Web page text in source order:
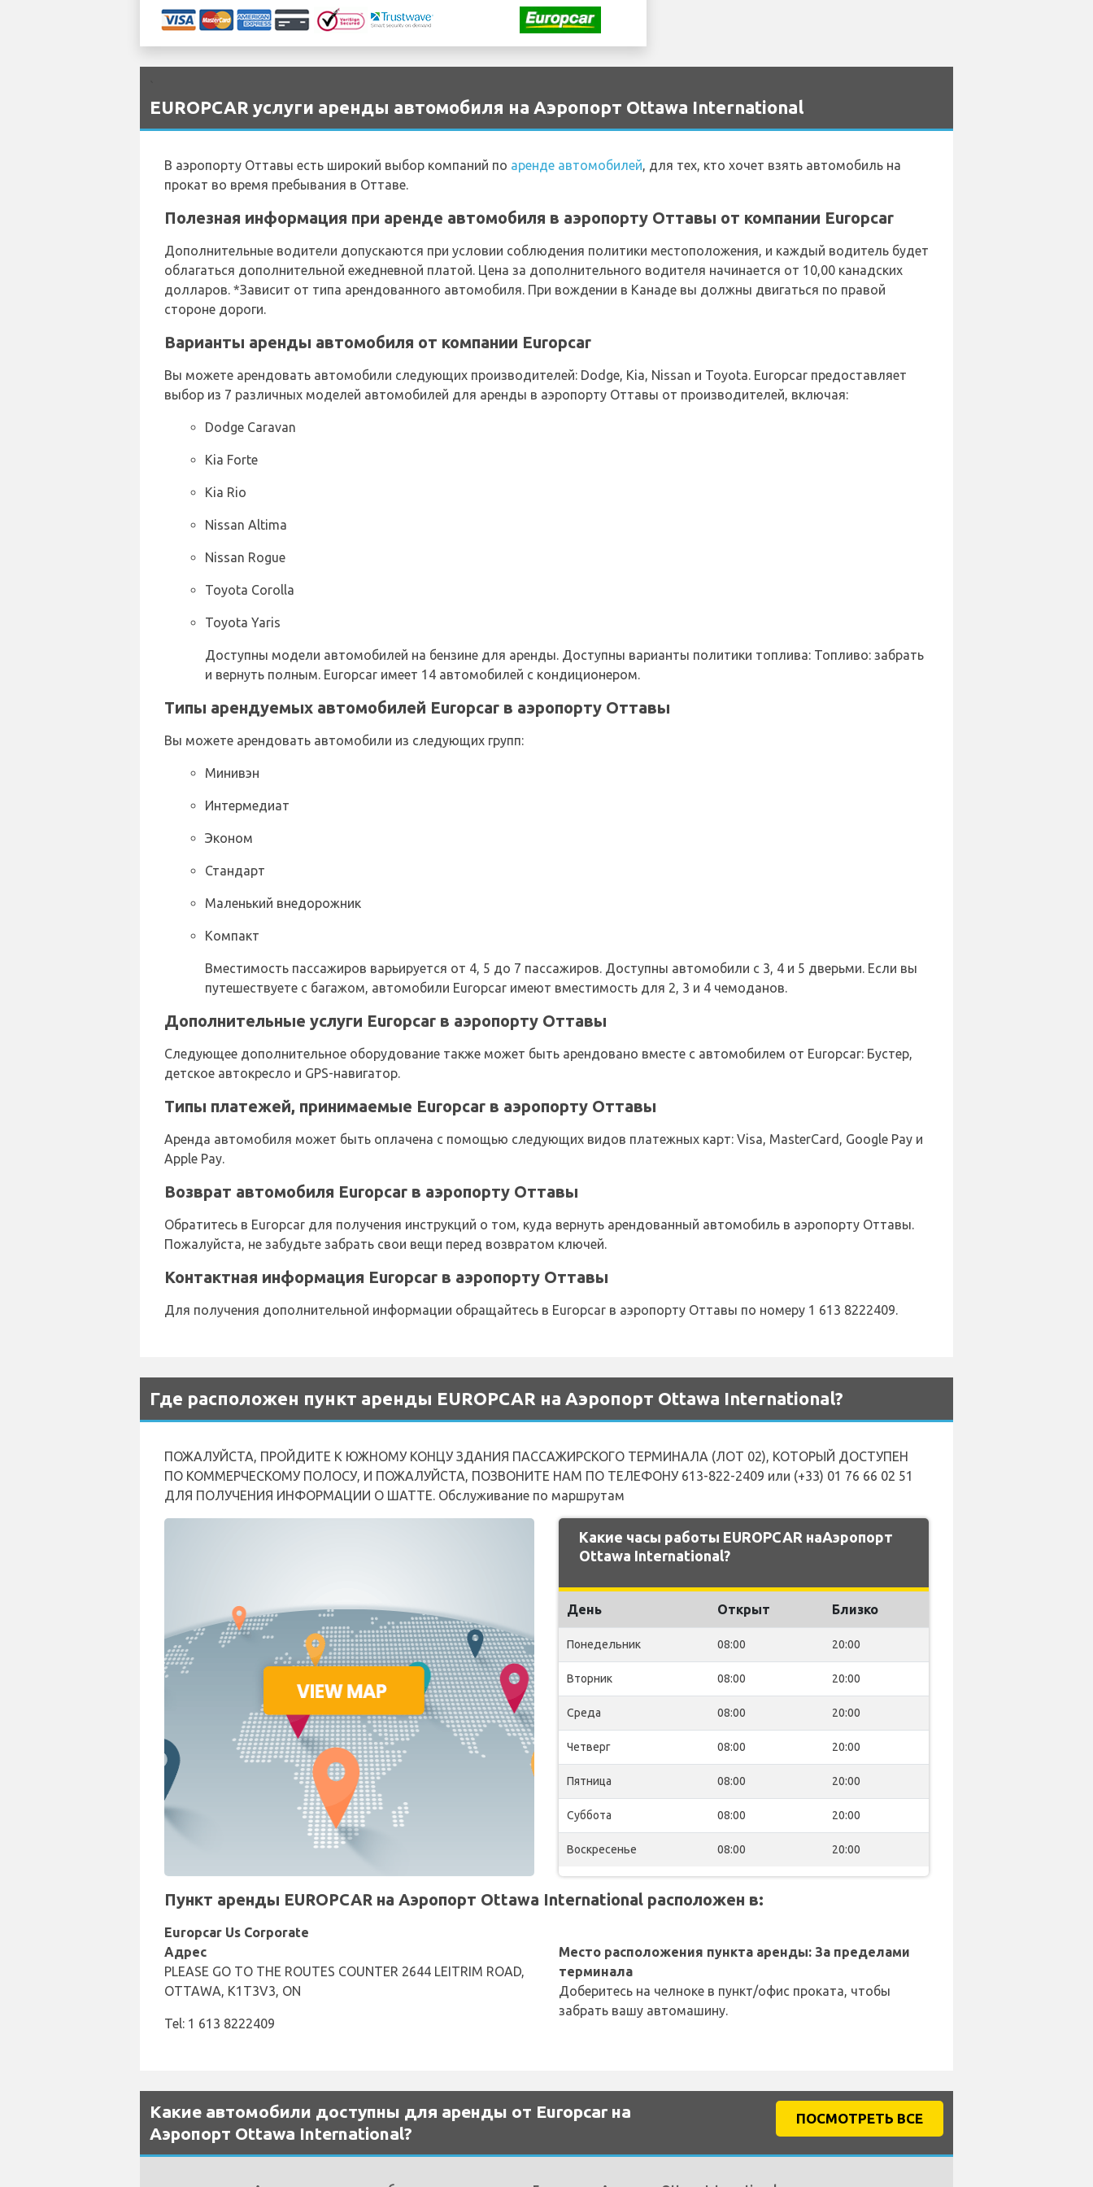
EUROPCAR услуги аренды автомобиля на Аэропорт Ottawa International
В аэропорту Оттавы есть широкий выбор компаний по аренде автомобилей, для тех, кто хочет взять автомобиль на
прокат во время пребывания в Оттаве.
Полезная информация при аренде автомобиля в аэропорту Оттавы от компании Europcar
Дополнительные водители допускаются при условии соблюдения политики местоположения, и каждый водитель будет
облагаться дополнительной ежедневной платой. Цена за дополнительного водителя начинается от 10,00 канадских
долларов. *Зависит от типа арендованного автомобиля. При вождении в Канаде вы должны двигаться по правой
стороне дороги.
Варианты аренды автомобиля от компании Europcar
Вы можете арендовать автомобили следующих производителей: Dodge, Kia, Nissan и Toyota. Europcar предоставляет
выбор из 7 различных моделей автомобилей для аренды в аэропорту Оттавы от производителей, включая:
Dodge Caravan
Kia Forte
Kia Rio
Nissan Altima
Nissan Rogue
Toyota Corolla
Toyota Yaris
Доступны модели автомобилей на бензине для аренды. Доступны варианты политики топлива: Топливо: забрать
и вернуть полным. Europcar имеет 14 автомобилей с кондиционером.
Типы арендуемых автомобилей Europcar в аэропорту Оттавы
Вы можете арендовать автомобили из следующих групп:
Минивэн
Интермедиат
Эконом
Стандарт
Маленький внедорожник
Компакт
Вместимость пассажиров варьируется от 4, 5 до 7 пассажиров. Доступны автомобили с 3, 4 и 5 дверьми. Если вы
путешествуете с багажом, автомобили Europcar имеют вместимость для 2, 3 и 4 чемоданов.
Дополнительные услуги Europcar в аэропорту Оттавы
Следующее дополнительное оборудование также может быть арендовано вместе с автомобилем от Europcar: Бустер,
детское автокресло и GPS-навигатор.
Типы платежей, принимаемые Europcar в аэропорту Оттавы
Аренда автомобиля может быть оплачена с помощью следующих видов платежных карт: Visa, MasterCard, Google Pay и
Apple Pay.
Возврат автомобиля Europcar в аэропорту Оттавы
Обратитесь в Europcar для получения инструкций о том, куда вернуть арендованный автомобиль в аэропорту Оттавы.
Пожалуйста, не забудьте забрать свои вещи перед возвратом ключей.
Контактная информация Europcar в аэропорту Оттавы
Для получения дополнительной информации обращайтесь в Europcar в аэропорту Оттавы по номеру 1 613 8222409.
Где расположен пункт аренды EUROPCAR на Аэропорт Ottawa International?
ПОЖАЛУЙСТА, ПРОЙДИТЕ К ЮЖНОМУ КОНЦУ ЗДАНИЯ ПАССАЖИРСКОГО ТЕРМИНАЛА (ЛОТ 02), КОТОРЫЙ ДОСТУПЕН
ПО КОММЕРЧЕСКОМУ ПОЛОСУ, И ПОЖАЛУЙСТА, ПОЗВОНИТЕ НАМ ПО ТЕЛЕФОНУ 613-822-2409 или (+33) 01 76 66 02 51
ДЛЯ ПОЛУЧЕНИЯ ИНФОРМАЦИИ О ШАТТЕ. Обслуживание по маршрутам
Какие часы работы EUROPCAR наАэропорт
Ottawa International?
День Открыт Близко
Понедельник 08:00 20:00
Вторник 08:00 20:00
Среда 08:00 20:00
Четверг 08:00 20:00
Пятница 08:00 20:00
Суббота 08:00 20:00
Воскресенье 08:00 20:00
Пункт аренды EUROPCAR на Аэропорт Ottawa International расположен в:
Europcar Us Corporate
Адрес
PLEASE GO TO THE ROUTES COUNTER 2644 LEITRIM ROAD,
OTTAWA, K1T3V3, ON
Tel: 1 613 8222409
Место расположения пункта аренды: За пределами
терминала
Доберитесь на челноке в пункт/офис проката, чтобы
забрать вашу автомашину.
Какие автомобили доступны для аренды от Europcar на
Аэропорт Ottawa International?
ПОСМОТРЕТЬ ВСЕ